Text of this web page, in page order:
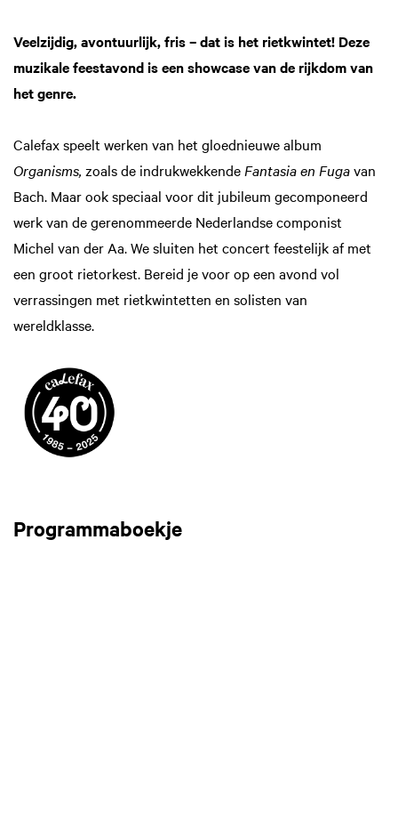
Veelzijdig, avontuurlijk, fris – dat is het rietkwintet! Deze
muzikale feestavond is een showcase van de rijkdom van
het genre.
Calefax speelt werken van het gloednieuwe album
Organisms, zoals de indrukwekkende Fantasia en Fugavan
Bach. Maar ook speciaal voor dit jubileum gecomponeerd
werk van de gerenommeerde Nederlandse componist
Michel van der Aa. We sluiten het concert feestelijk af met
een groot rietorkest. Bereid je voor op een avond vol
verrassingen met rietkwintetten en solisten van
wereldklasse.
Programmaboekje